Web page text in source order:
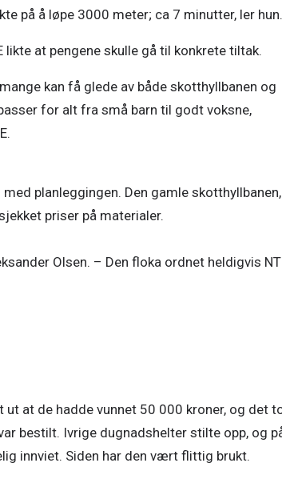
på å løpe 3000 meter; ca 7 minutter, ler
at pengene skulle gå til konkrete tiltak.
kan få glede av både skotthyllbanen og
for alt fra små barn til godt voksne,
planleggingen. Den gamle skotthyllbanen,
priser på materialer.
Olsen. – Den floka ordnet heldigvis
at de hadde vunnet 50 000 kroner, og det
bestilt. Ivrige dugnadshelter stilte opp, og
innviet. Siden har den vært flittig brukt.